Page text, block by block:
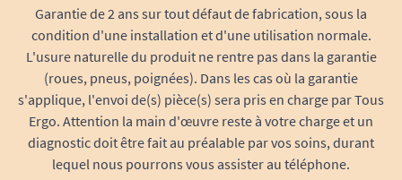
Garantie de 2 ans sur tout défaut de fabrication, sous la
condition d'une installation et d'une utilisation normale.
L'usure naturelle du produit ne rentre pas dans la garantie
(roues, pneus, poignées). Dans les cas où la garantie
s'applique, l'envoi de(s) pièce(s) sera pris en charge par Tous
Ergo. Attention la main d'œuvre reste à votre charge et un
diagnostic doit être fait au préalable par vos soins, durant
lequel nous pourrons vous assister au téléphone.